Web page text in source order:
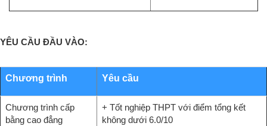
YÊU CẦU ĐẦU VÀO:
Chương trình Yêu cầu
Chương trình cấp
bằng cao đẳng
+ Tốt nghiệp THPT với điểm tổng kết
không dưới 6.0/10